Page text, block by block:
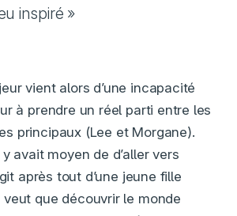
inspiré »
vient alors d’une incapacité
à prendre un réel parti entre les
principaux (Lee et Morgane).
avait moyen de d’aller vers
après tout d’une jeune fille
que découvrir le monde